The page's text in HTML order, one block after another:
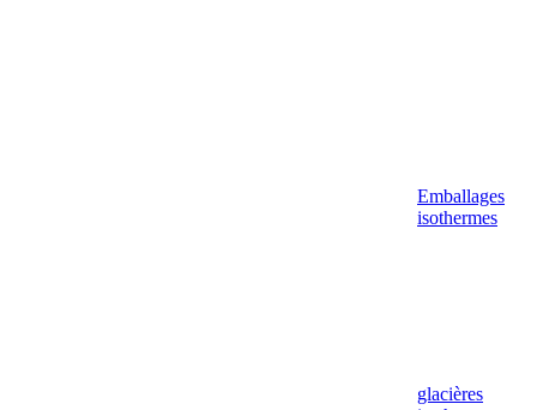
Emballages
isothermes
glacières